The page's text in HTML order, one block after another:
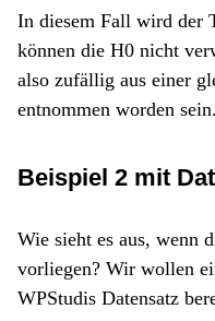
In diesem Fall wird der
können die H0 nicht
also zufällig aus einer
entnommen worden sein.
Beispiel 2 mit
Wie sieht es aus, wenn
vorliegen? Wir wollen
WPStudis Datensatz